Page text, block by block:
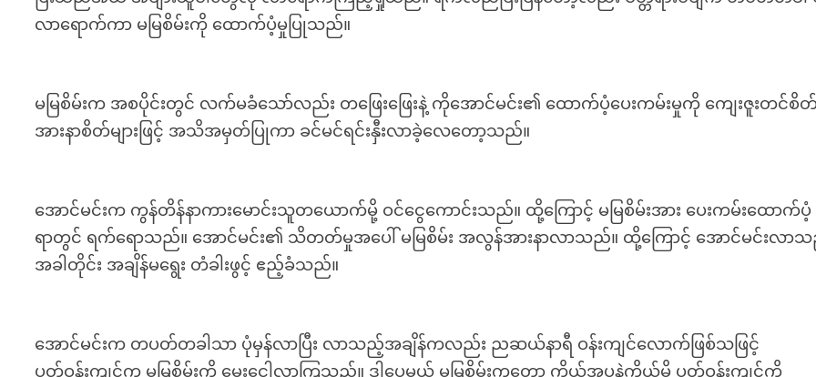
လာရောက်ကာ မမြစိမ်းကို ထောက်ပံ့မှုပြုသည်။
မမြစိမ်းက အစပိုင်းတွင် လက်မခံသော်လည်း တဖြေးဖြေးနဲ့ ကိုအောင်မင်း၏ ထောက်ပံ့ပေးကမ်းမှုကို ကျေးဇူးတင်စိတ်
အားနာစိတ်များဖြင့် အသိအမှတ်ပြုကာ ခင်မင်ရင်းနှီးလာခဲ့လေတော့သည်။
အောင်မင်းက ကွန်တိန်နာကားမောင်းသူတယောက်မို့ ဝင်ငွေကောင်းသည်။ ထို့ကြောင့် မမြစိမ်းအား ပေးကမ်းထောက်ပံ့
ရာတွင် ရက်ရောသည်။ အောင်မင်း၏ သိတတ်မှုအပေါ် မမြစိမ်း အလွန်အားနာလာသည်။ ထို့ကြောင့် အောင်မင်းလာ
အခါတိုင်း အချိန်မရွေး တံခါးဖွင့် ဧည့်ခံသည်။
အောင်မင်းက တပတ်တခါသာ ပုံမှန်လာပြီး လာသည့်အချိန်ကလည်း ညဆယ်နာရီ ဝန်းကျင်လောက်ဖြစ်သဖြင့်
ပတ်ဝန်းကျင်က မမြစိမ်းကို မေးငေါ့လာကြသည်။ ဒါပေမယ့် မမြစိမ်းကတော့ ကိုယ့်အပူနဲ့ကိုယ်မို့ ပတ်ဝန်းကျင်ကို